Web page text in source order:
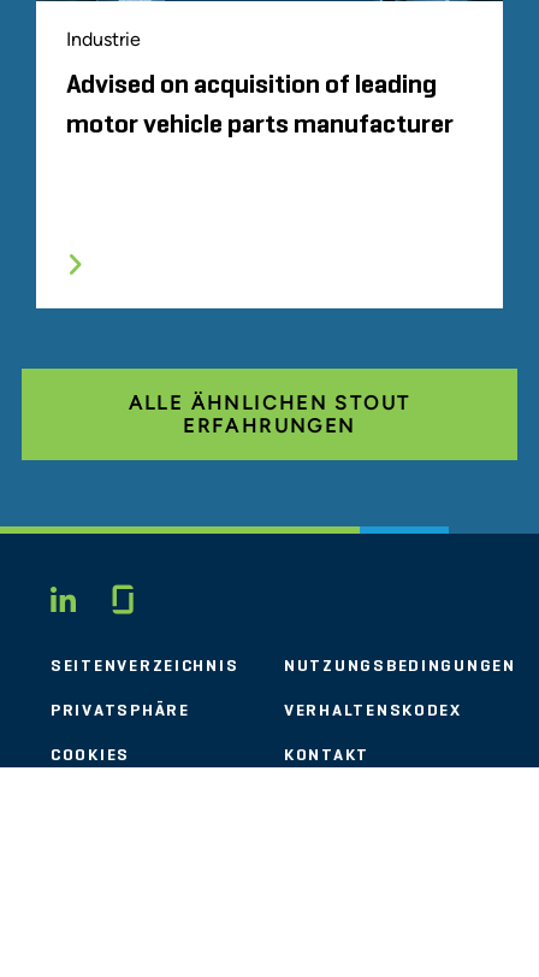
Industrie
Advised on acquisition of leading
motor vehicle parts manufacturer
ALLE ÄHNLICHEN STOUT
ERFAHRUNGEN
LINKEDIN
SEITENVERZEICHNIS NUTZUNGSBEDINGUNGEN
PRIVATSPHÄRE VERHALTENSKODEX
COOKIES KONTAKT